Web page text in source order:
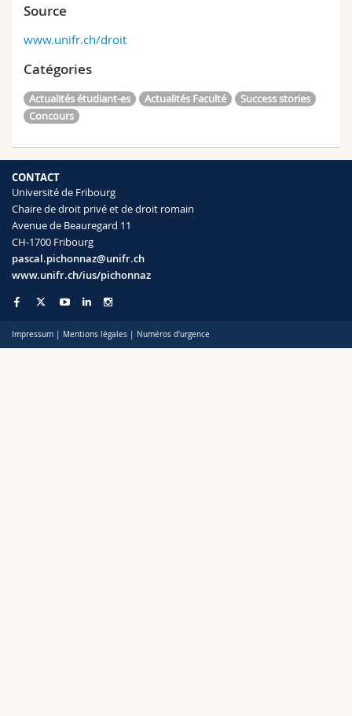
Source
www.unifr.ch/droit
Catégories
Actualités étudiant-es Actualités Faculté
Success stories
Concours
CONTACT
Université de Fribourg
Chaire de droit privé et de droit romain
Avenue de Beauregard 11
CH-1700 Fribourg
pascal.pichonnaz@unifr.ch
www.unifr.ch/ius/pichonnaz
Impressum Mentions légales Numéros d'urgence